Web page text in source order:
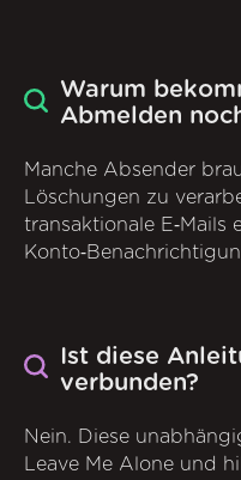
Warum
Abmelden
Manche Absender
Löschungen zu
transaktionale E‑Mails
Ist diese
verbunden?
Nein. Diese
Leave Me Alone und